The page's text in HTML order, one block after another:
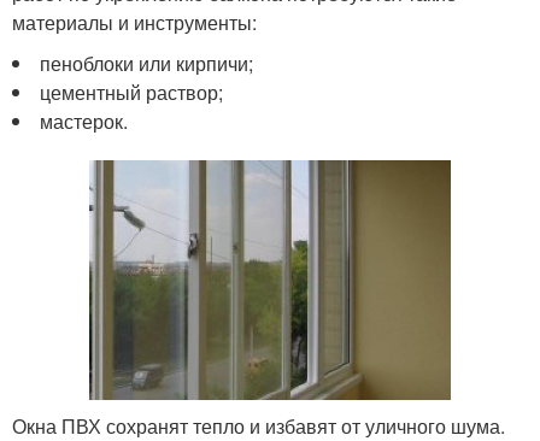
материалы и инструменты:
пеноблоки или кирпичи;
цементный раствор;
мастерок.
Окна ПВХ сохранят тепло и избавят от уличного шума.